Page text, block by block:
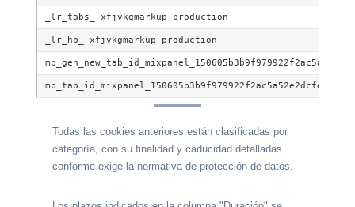
_lr_tabs_-xfjvkgmarkup-production
_lr_hb_-xfjvkgmarkup-production
mp_tab_id_mixpanel_150605b3b9f979922f2ac5a52e2dcfe9
Todas las cookies anteriores están clasificadas por
categoría, con su finalidad y caducidad detalladas
conforme exige la normativa de protección de datos.